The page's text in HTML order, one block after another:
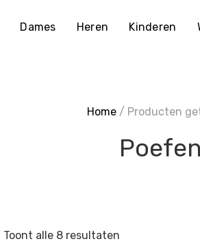
Dames Heren Kinderen
Home / Producten
Toont alle 8 resultaten